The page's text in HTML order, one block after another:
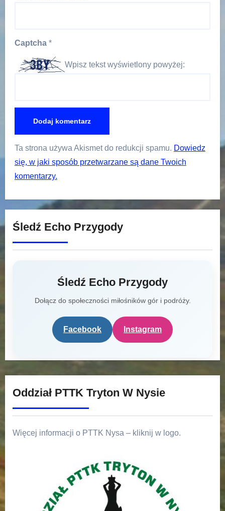
Captcha *
Wpisz tekst wyświetlony powyżej:
Ta strona używa Akismet do redukcji spamu. Dowiedz
się, w jaki sposób przetwarzane są dane Twoich
komentarzy.
Śledź Echo Przygody
Śledź Echo Przygody
Dołącz do społeczności miłośników gór i podróży.
Facebook Instagram
Oddział PTTK Tryton W Nysie
Więcej informacji o PTTK Nysa – kliknij w logo.